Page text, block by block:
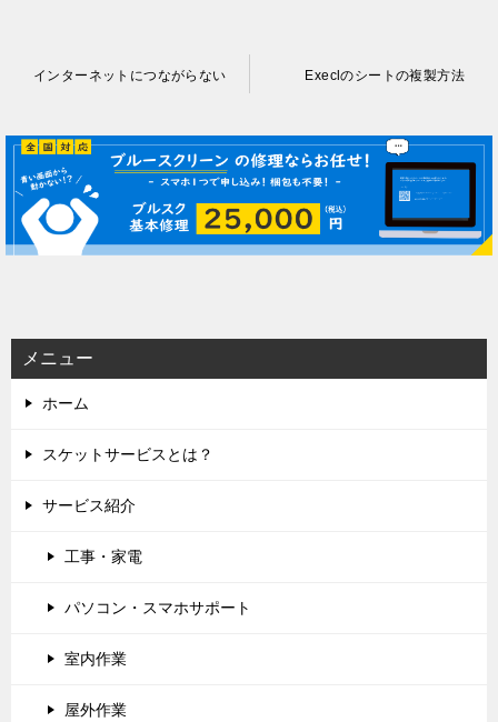
ナ
ビ
ゲ
ー
ン
インターネットにつながらない Execlのシートの複製方法
メニュー
ホーム
スケットサービスとは？
サービス紹介
工事・家電
パソコン・スマホサポート
室内作業
屋外作業